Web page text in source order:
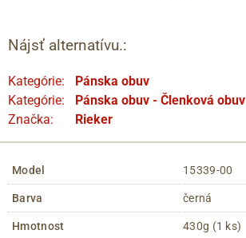
Nájsť alternatívu.:
Kategórie:
Pánska obuv
Kategórie:
Pánska obuv - Členková obuv
Značka:
Rieker
Model 15339-00
Barva černá
Hmotnost 430g (1 ks)